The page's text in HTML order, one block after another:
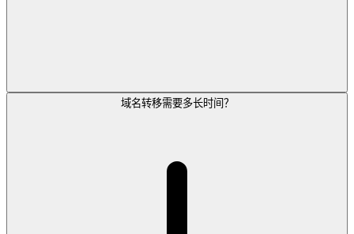
域名转移需要多长时间？